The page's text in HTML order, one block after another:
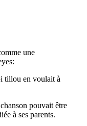
une
tillou en voulait à
pouvait être
à ses parents.